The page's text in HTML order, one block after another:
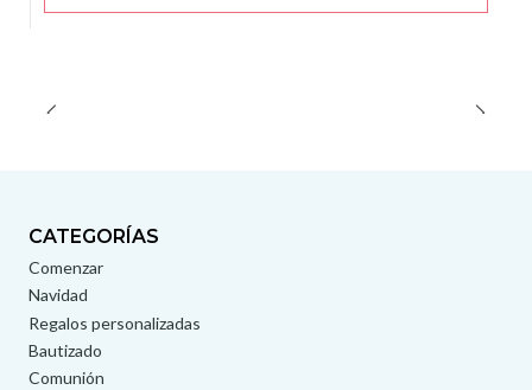
CATEGORÍAS
Comenzar
Navidad
Regalos personalizadas
Bautizado
Comunión